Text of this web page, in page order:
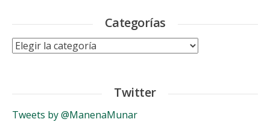
Categorías
Categorías
Twitter
Tweets by @ManenaMunar